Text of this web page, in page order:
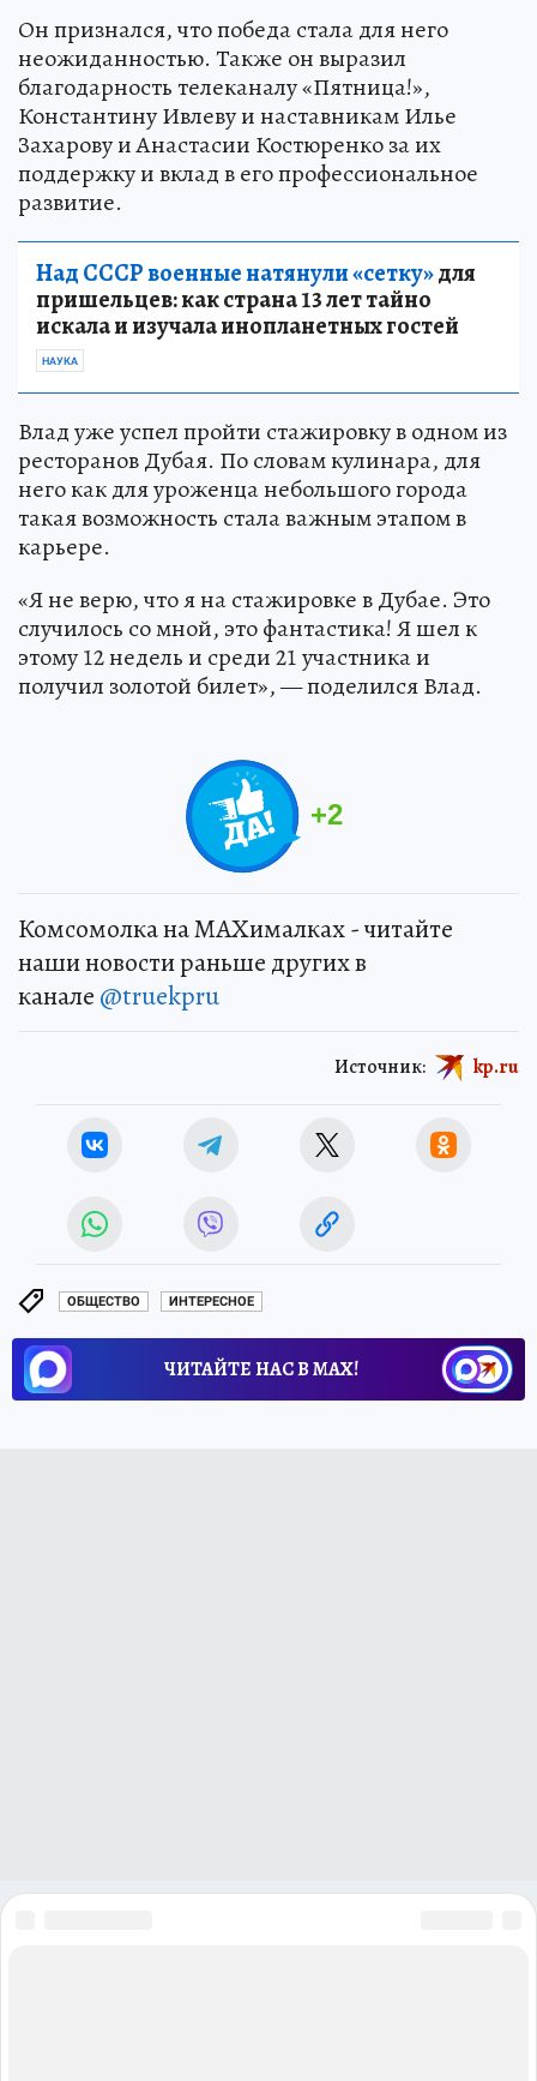
Он признался, что победа стала для него
неожиданностью. Также он выразил
благодарность телеканалу «Пятница!»,
Константину Ивлеву и наставникам Илье
Захарову и Анастасии Костюренко за их
поддержку и вклад в его профессиональное
развитие.
Над СССР военные натянули «сетку»для
пришельцев: как страна 13 лет тайно
искала и изучала инопланетных гостей
НАУКА
Влад уже успел пройти стажировку в одном из
ресторанов Дубая. По словам кулинара, для
него как для уроженца небольшого города
такая возможность стала важным этапом в
карьере.
«Я не верю, что я на стажировке в Дубае. Это
случилось со мной, это фантастика! Я шел к
этому 12 недель и среди 21 участника и
получил золотой билет», — поделился Влад.
+2
Комсомолка на MAXималках - читайте
наши новости раньше других в
канале @truekpru
Источник: kp.ru
ОБЩЕСТВО ИНТЕРЕСНОЕ
ЧИТАЙТЕ НАС В МАХ!